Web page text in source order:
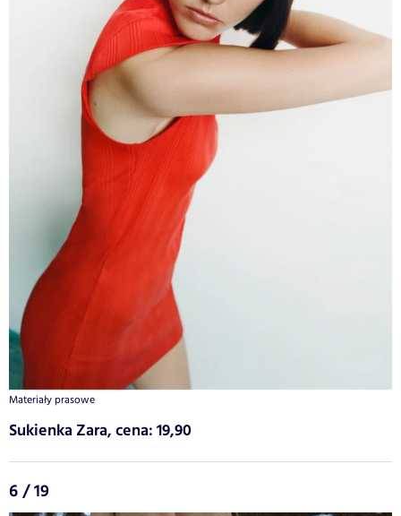
Materiały prasowe
Sukienka Zara, cena: 19,90
6 / 19